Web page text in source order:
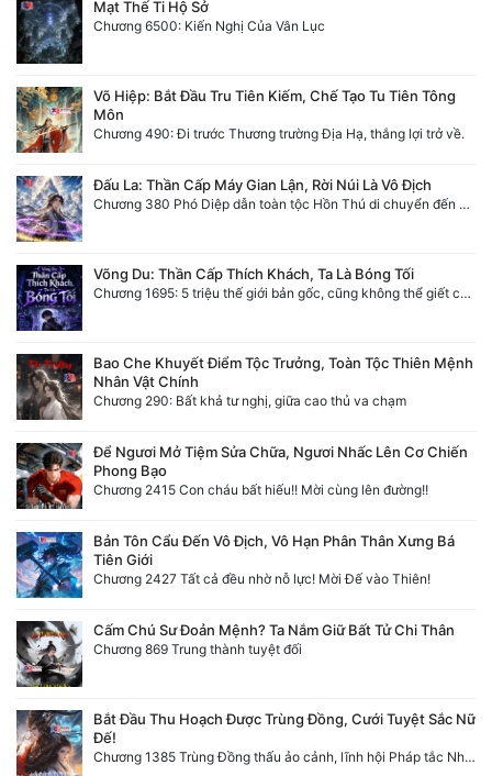
Mạt Thế Ti Hộ Sở
Chương 6500: Kiến Nghị Của Vân Lục
Võ Hiệp: Bắt Đầu Tru Tiên Kiếm, Chế Tạo Tu Tiên Tông
Môn
Chương 490: Đi trước Thương trường Địa Hạ, thắng lợi trở về.
Đấu La: Thần Cấp Máy Gian Lận, Rời Núi Là Vô Địch
Chương 380 Phó Diệp dẫn toàn tộc Hồn Thú di chuyển đến Sâm La Tinh, chúng thần Thần Giới kinh ngạc!
Võng Du: Thần Cấp Thích Khách, Ta Là Bóng Tối
Chương 1695: 5 triệu thế giới bản gốc, cũng không thể giết chết ta!
Bao Che Khuyết Điểm Tộc Trưởng, Toàn Tộc Thiên Mệnh
Nhân Vật Chính
Chương 290: Bất khả tư nghị, giữa cao thủ va chạm
Để Ngươi Mở Tiệm Sửa Chữa, Ngươi Nhấc Lên Cơ Chiến
Phong Bạo
Chương 2415 Con cháu bất hiếu!! Mời cùng lên đường!!
Bản Tôn Cẩu Đến Vô Địch, Vô Hạn Phân Thân Xưng Bá
Tiên Giới
Chương 2427 Tất cả đều nhờ nỗ lực! Mời Đế vào Thiên!
Cấm Chú Sư Đoản Mệnh? Ta Nắm Giữ Bất Tử Chi Thân
Chương 869 Trung thành tuyệt đối
Bắt Đầu Thu Hoạch Được Trùng Đồng, Cưới Tuyệt Sắc Nữ
Đế!
Chương 1385 Trùng Đồng thấu ảo cảnh, lĩnh hội Pháp tắc Nhân Quả